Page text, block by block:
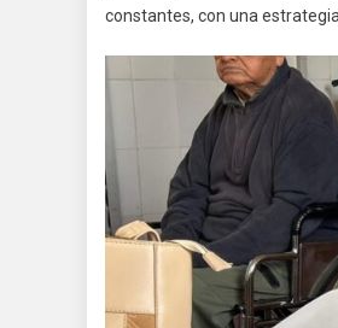
constantes, con una